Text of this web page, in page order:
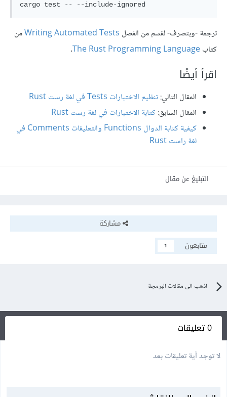
ترجمة -وبتصرف- لقسم من الفصل Writing Automated Testsمن
كتابThe Rust Programming Language
.
اقرأ أيضًا
المقال التالي:تنظيم الاختبارات Tests في لغة رست Rust
المقال السابق:كتابة الاختبارات في لغة رست Rust
كيفية كتابة الدوال Functions والتعليقات Comments في
لغة راست Rust
التبليغ عن مقال
مشاركة
متابعون
1
اذهب الى مقالات البرمجة
0 تعليقات
لا توجد أية تعليقات بعد